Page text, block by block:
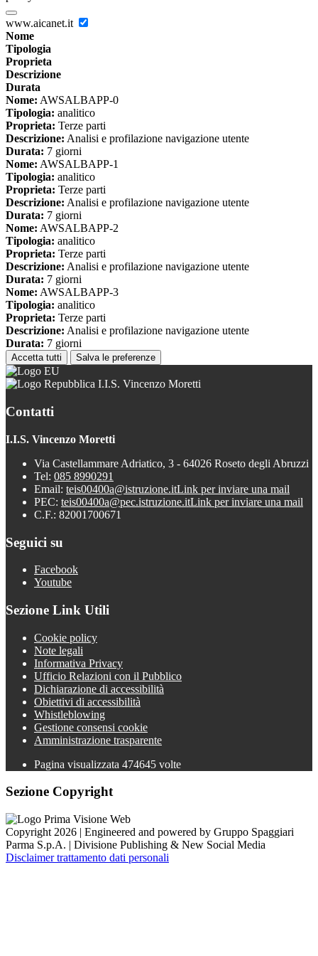
www.aicanet.it
Nome
Tipologia
Proprieta
Descrizione
Durata
Nome: AWSALBAPP-0
Tipologia: analitico
Proprieta: Terze parti
Descrizione: Analisi e profilazione navigazione utente
Durata: 7 giorni
Nome: AWSALBAPP-1
Tipologia: analitico
Proprieta: Terze parti
Descrizione: Analisi e profilazione navigazione utente
Durata: 7 giorni
Nome: AWSALBAPP-2
Tipologia: analitico
Proprieta: Terze parti
Descrizione: Analisi e profilazione navigazione utente
Durata: 7 giorni
Nome: AWSALBAPP-3
Tipologia: analitico
Proprieta: Terze parti
Descrizione: Analisi e profilazione navigazione utente
Durata: 7 giorni
Accetta tutti Salva le preferenze
I.I.S. Vincenzo Moretti
Contatti
I.I.S. Vincenzo Moretti
Via Castellammare Adriatico, 3 - 64026 Roseto degli Abruzzi
Tel: 085 8990291
Email: teis00400a@istruzione.itLink per inviare una mail
PEC: teis00400a@pec.istruzione.itLink per inviare una mail
C.F.: 82001700671
Seguici su
Facebook
Youtube
Sezione Link Utili
Cookie policy
Note legali
Informativa Privacy
Ufficio Relazioni con il Pubblico
Dichiarazione di accessibilità
Obiettivi di accessibilità
Whistleblowing
Gestione consensi cookie
Amministrazione trasparente
Pagina visualizzata 474645 volte
Sezione Copyright
Copyright 2026 | Engineered and powered by Gruppo Spaggiari
Parma S.p.A. | Divisione Publishing & New Social Media
Disclaimer trattamento dati personali